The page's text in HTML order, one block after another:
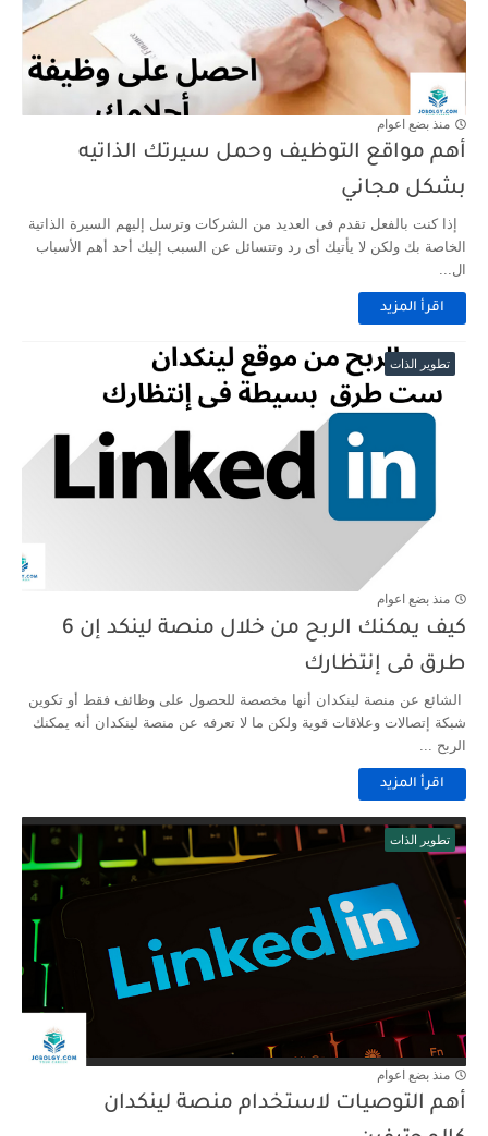
منذ بضع اعوام
أهم مواقع التوظيف وحمل سيرتك الذاتيه
بشكل مجاني
إذا كنت بالفعل تقدم فى العديد من الشركات وترسل إليهم السيرة الذاتية
الخاصة بك ولكن لا يأتيك أى رد وتتسائل عن السبب إليك أحد أهم الأسباب
ال...
اقرأ المزيد
تطوير الذات
منذ بضع اعوام
كيف يمكنك الربح من خلال منصة لينكد إن 6
طرق فى إنتظارك
الشائع عن منصة لينكدان أنها مخصصة للحصول على وظائف فقط أو تكوين
شبكة إتصالات وعلاقات قوية ولكن ما لا تعرفه عن منصة لينكدان أنه يمكنك
الربح ...
اقرأ المزيد
تطوير الذات
منذ بضع اعوام
أهم التوصيات لاستخدام منصة لينكدان